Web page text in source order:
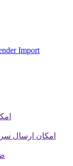
Import
امکان ارسال